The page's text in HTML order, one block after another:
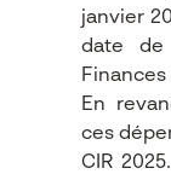
janvier
date
En
ces
CIR